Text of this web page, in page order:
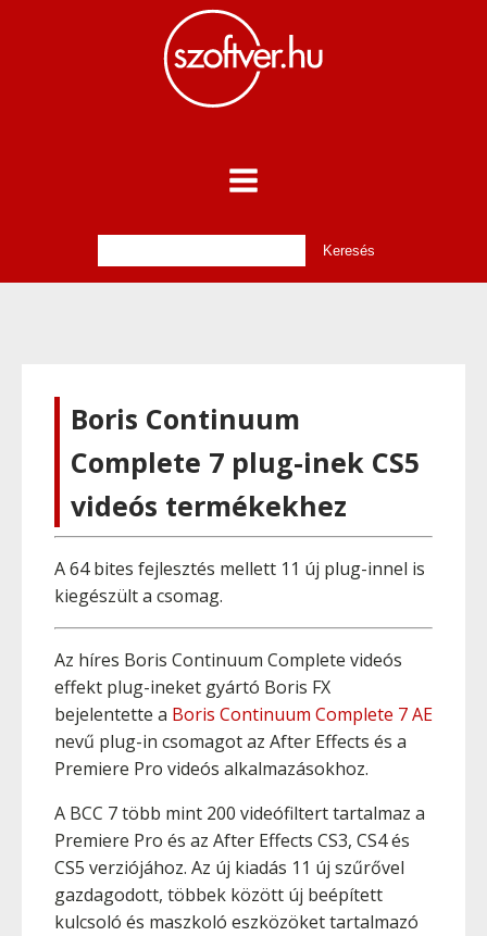
Boris Continuum
Complete 7 plug-inek CS5
videós termékekhez
A 64 bites fejlesztés mellett 11 új plug-innel is
kiegészült a csomag.
Az híres Boris Continuum Complete videós
effekt plug-ineket gyártó Boris FX
bejelentette a Boris Continuum Complete 7 AE
nevű plug-in csomagot az After Effects és a
Premiere Pro videós alkalmazásokhoz.
A BCC 7 több mint 200 videófiltert tartalmaz a
Premiere Pro és az After Effects CS3, CS4 és
CS5 verziójához. Az új kiadás 11 új szűrővel
gazdagodott, többek között új beépített
kulcsoló és maszkoló eszközöket tartalmazó